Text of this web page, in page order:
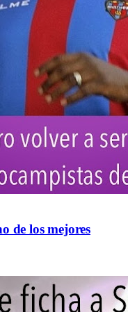
de los mejores